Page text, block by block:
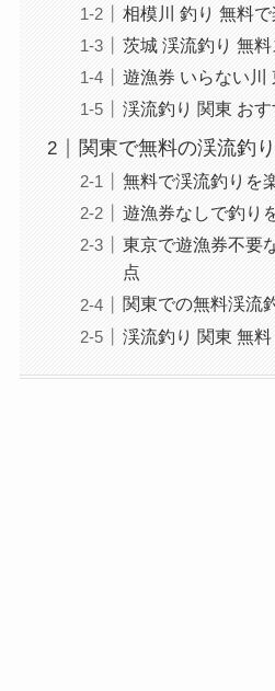
相模川 釣り 無料
茨城 渓流釣り 無
遊漁券 いらない川
渓流釣り 関東 お
関東で無料の渓流釣
無料で渓流釣りを
遊漁券なしで釣り
東京で遊漁券不要
点
関東での無料渓流
渓流釣り 関東 無